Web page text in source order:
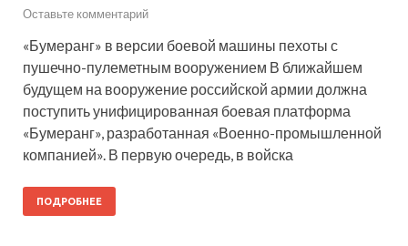
Оставьте комментарий
«Бумеранг» в версии боевой машины пехоты с
пушечно-пулеметным вооружением В ближайшем
будущем на вооружение российской армии должна
поступить унифицированная боевая платформа
«Бумеранг», разработанная «Военно-промышленной
компанией». В первую очередь, в войска
ПОДРОБНЕЕ